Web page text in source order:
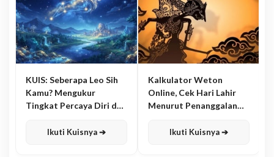
KUIS: Seberapa Leo Sih
Kamu? Mengukur
Tingkat Percaya Diri dan
Ikuti Kuisnya ➔
Kalkulator Weton
Online, Cek Hari Lahir
Menurut Penanggalan
Ikuti Kuisnya ➔